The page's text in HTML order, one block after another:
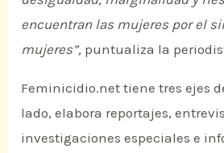
encuentran las mujeres por el
mujeres”, puntualiza la
Feminicidio.net tiene tres ejes
lado, elabora reportajes,
investigaciones especiales e